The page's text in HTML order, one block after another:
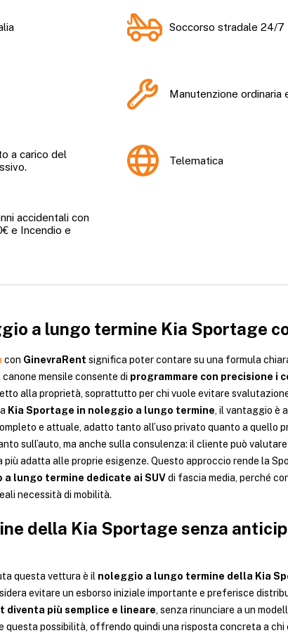
Soccorso stradale 24/7
Manutenzione ordinaria
a carico del
Telematica
accidentali con
e Incendio e
a lungo termine Kia Sportage
con GinevraRent significa poter contare su una formula
mensile consente di programmare con precisione i
alla proprietà, soprattutto per chi vuole evitare
Kia Sportage in noleggio a lungo termine, il vantaggio è
e attuale, adatto tanto all’uso privato quanto a quello
sull’auto, ma anche sulla consulenza: il cliente può
adatta alle proprie esigenze. Questo approccio rende la
lungo termine dedicate ai SUVdi fascia media, perché
necessità di mobilità.
della Kia Sportage senza
questa vettura è il noleggio a lungo termine della Kia
evitare un esborso iniziale importante e preferisce
diventa più semplice e lineare, senza rinunciare a un
questa possibilità, offrendo quindi una risposta concreta a chi